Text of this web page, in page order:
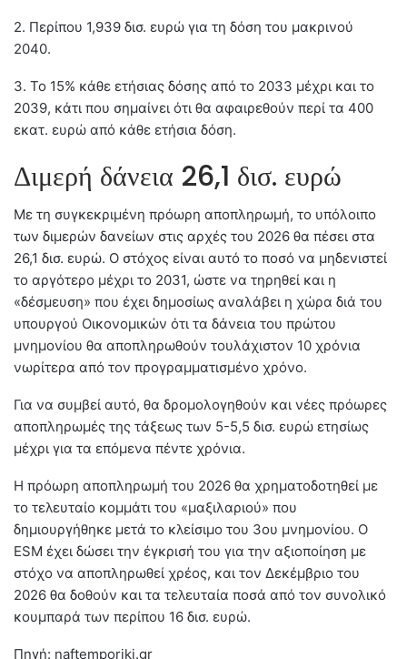
2. Περίπου 1,939 δισ. ευρώ για τη δόση του μακρινού
2040.
3. Το 15% κάθε ετήσιας δόσης από το 2033 μέχρι και το
2039, κάτι που σημαίνει ότι θα αφαιρεθούν περί τα 400
εκατ. ευρώ από κάθε ετήσια δόση.
Διμερή δάνεια 26,1 δισ. ευρώ
Με τη συγκεκριμένη πρόωρη αποπληρωμή, το υπόλοιπο
των διμερών δανείων στις αρχές του 2026 θα πέσει στα
26,1 δισ. ευρώ. Ο στόχος είναι αυτό το ποσό να μηδενιστεί
το αργότερο μέχρι το 2031, ώστε να τηρηθεί και η
«δέσμευση» που έχει δημοσίως αναλάβει η χώρα διά του
υπουργού Οικονομικών ότι τα δάνεια του πρώτου
μνημονίου θα αποπληρωθούν τουλάχιστον 10 χρόνια
νωρίτερα από τον προγραμματισμένο χρόνο.
Για να συμβεί αυτό, θα δρομολογηθούν και νέες πρόωρες
αποπληρωμές της τάξεως των 5-5,5 δισ. ευρώ ετησίως
μέχρι για τα επόμενα πέντε χρόνια.
Η πρόωρη αποπληρωμή του 2026 θα χρηματοδοτηθεί με
το τελευταίο κομμάτι του «μαξιλαριού» που
δημιουργήθηκε μετά το κλείσιμο του 3ου μνημονίου. Ο
ESM έχει δώσει την έγκρισή του για την αξιοποίηση με
στόχο να αποπληρωθεί χρέος, και τον Δεκέμβριο του
2026 θα δοθούν και τα τελευταία ποσά από τον συνολικό
κουμπαρά των περίπου 16 δισ. ευρώ.
Πηγή: naftemporiki.gr